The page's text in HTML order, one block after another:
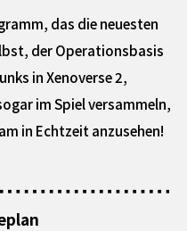
das die neuesten
der Operationsbasis
in Xenoverse 2,
im Spiel versammeln,
in Echtzeit anzusehen!